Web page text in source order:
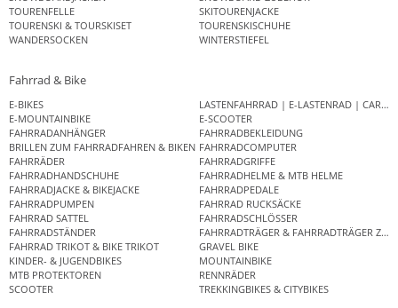
TOURENFELLE
SKITOURENJACKE
TOURENSKI & TOURSKISET
TOURENSKISCHUHE
WANDERSOCKEN
WINTERSTIEFEL
Fahrrad & Bike
E-BIKES
LASTENFAHRRAD | E-LASTENRAD |
E-MOUNTAINBIKE
E-SCOOTER
FAHRRADANHÄNGER
FAHRRADBEKLEIDUNG
BRILLEN ZUM FAHRRADFAHREN & BIKEN FAHRRADCOMPUTER
FAHRRÄDER
FAHRRADGRIFFE
FAHRRADHANDSCHUHE
FAHRRADHELME & MTB HELME
FAHRRADJACKE & BIKEJACKE
FAHRRADPEDALE
FAHRRADPUMPEN
FAHRRAD RUCKSÄCKE
FAHRRAD SATTEL
FAHRRADSCHLÖSSER
FAHRRADSTÄNDER
FAHRRADTRÄGER & FAHRRADTRÄGER
FAHRRAD TRIKOT & BIKE TRIKOT
GRAVEL BIKE
KINDER- & JUGENDBIKES
MOUNTAINBIKE
MTB PROTEKTOREN
RENNRÄDER
SCOOTER
TREKKINGBIKES & CITYBIKES